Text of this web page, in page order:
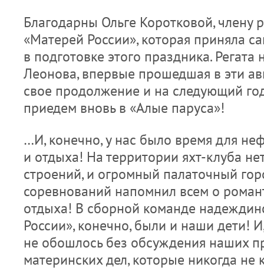
Благодарны Ольге Коротковой, члену
«Матерей России», которая приняла
в подготовке этого праздника. Регата
Леонова, впервые прошедшая в эти
свое продолжение и на следующий
приедем вновь в «Алые паруса»!
…И, конечно, у нас было время для
и отдыха! На территории яхт-клуба
строений, и огромный палаточный
соревнований напомнил всем о
отдыха! В сборной команде
России», конечно, были и наши дети!
не обошлось без обсуждения наших
материнских дел, которые никогда не